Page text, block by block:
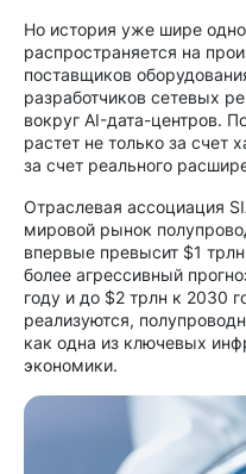
Но история уже шире
распространяется на
поставщиков
разработчиков сетевых
вокруг AI-дата-центров.
растет не только за счет
за счет реального
Отраслевая ассоциация
мировой рынок
впервые превысит $1
более агрессивный
году и до $2 трлн к 2030
реализуются,
как одна из ключевых
экономики.